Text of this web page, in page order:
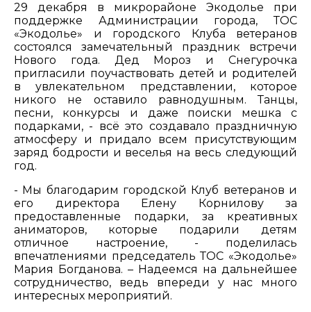
29 декабря в микрорайоне Экодолье при
поддержке Администрации города, ТОС
«Экодолье» и городского Клуба ветеранов
состоялся замечательный праздник встречи
Нового года. Дед Мороз и Снегурочка
пригласили поучаствовать детей и родителей
в увлекательном представлении, которое
никого не оставило равнодушным. Танцы,
песни, конкурсы и даже поиски мешка с
подарками, - всё это создавало праздничную
атмосферу и придало всем присутствующим
заряд бодрости и веселья на весь следующий
год.
- Мы благодарим городской Клуб ветеранов и
его директора Елену Корнилову за
предоставленные подарки, за креативных
аниматоров, которые подарили детям
отличное настроение, - поделилась
впечатлениями председатель ТОС «Экодолье»
Мария Богданова. – Надеемся на дальнейшее
сотрудничество, ведь впереди у нас много
интересных мероприятий.